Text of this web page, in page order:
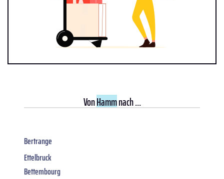
VonHammnach ...
Bertrange
Ettelbruck
Bettembourg